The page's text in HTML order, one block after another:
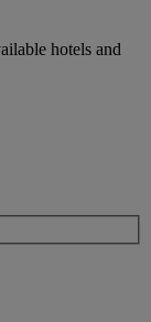
hotels and